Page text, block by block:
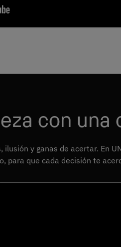
con
y ganas de acertar. En
para que cada decisión te